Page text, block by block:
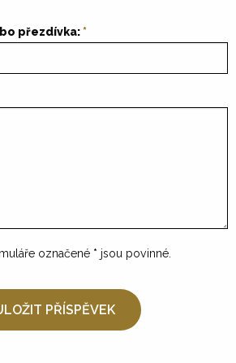
přezdívka:
označené * jsou povinné.